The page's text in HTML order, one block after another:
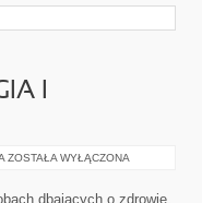
I
MEDYCYNA
RADIOLOGIA
ZOSTAŁA WYŁĄCZONA
dbających o zdrowie,